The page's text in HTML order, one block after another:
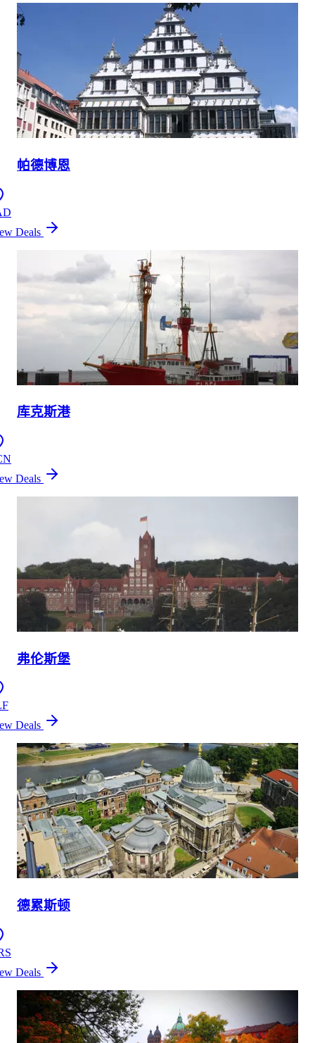
帕德博恩
Deals
库克斯港
Deals
弗伦斯堡
Deals
德累斯顿
Deals